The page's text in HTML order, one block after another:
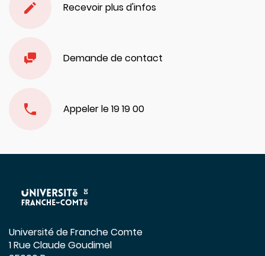
Recevoir plus d'infos
Demande de contact
Appeler le 19 19 00
Université de Franche Comte
1 Rue Claude Goudimel